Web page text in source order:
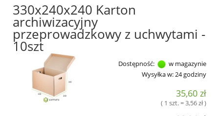
330x240x240 Karton
archiwizacyjny
przeprowadzkowy z uchwytami -
10szt
Dostępność:
w magazynie
Wysyłka w:24 godziny
35,60 zł
( 1 szt. = 3,56 zł )